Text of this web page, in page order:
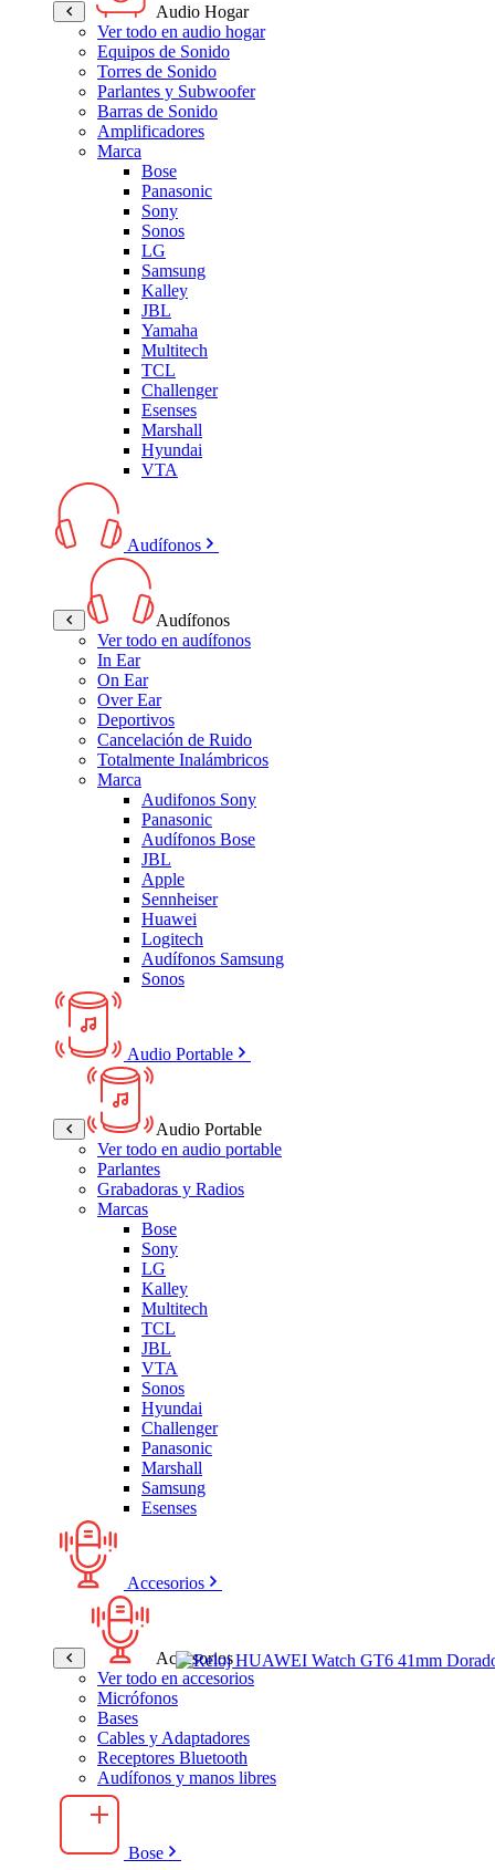
Audio Hogar
Ver todo en audio hogar
Equipos de Sonido
Torres de Sonido
Parlantes y Subwoofer
Barras de Sonido
Amplificadores
Marca
Bose
Panasonic
Sony
Sonos
LG
Samsung
Kalley
JBL
Yamaha
Multitech
TCL
Challenger
Esenses
Marshall
Hyundai
VTA
Audífonos
Audífonos
Ver todo en audífonos
In Ear
On Ear
Over Ear
Deportivos
Cancelación de Ruido
Totalmente Inalámbricos
Marca
Audifonos Sony
Panasonic
Audífonos Bose
JBL
Apple
Sennheiser
Huawei
Logitech
Audífonos Samsung
Sonos
Audio Portable
Audio Portable
Ver todo en audio portable
Parlantes
Grabadoras y Radios
Marcas
Bose
Sony
LG
Kalley
Multitech
TCL
JBL
VTA
Sonos
Hyundai
Challenger
Panasonic
Marshall
Samsung
Esenses
Accesorios
Accesorios
Ver todo en accesorios
Micrófonos
Bases
Cables y Adaptadores
Receptores Bluetooth
Audífonos y manos libres
Bose